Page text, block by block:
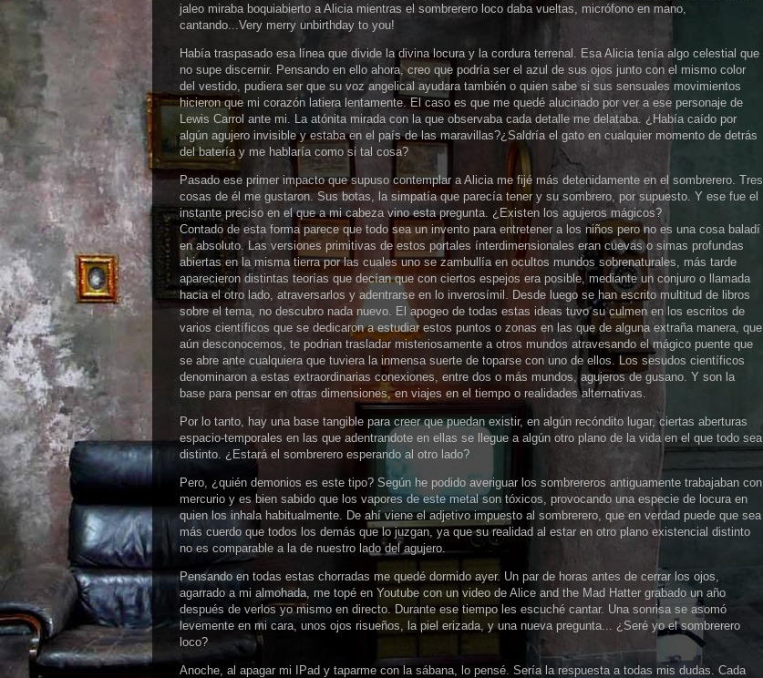
jaleo miraba boquiabierto a Alicia mientras el sombrerero loco daba vueltas, micrófono en mano,
cantando...Very merry unbirthday to you!
Había traspasado esa línea que divide la divina locura y la cordura terrenal. Esa Alicia tenía algo celestial que
no supe discernir. Pensando en ello ahora, creo que podría ser el azul de sus ojos junto con el mismo color
del vestido, pudiera ser que su voz angelical ayudara también o quien sabe si sus sensuales movimientos
hicieron que mi corazón latiera lentamente. El caso es que me quedé alucinado por ver a ese personaje de
Lewis Carrol ante mi. La atónita mirada con la que observaba cada detalle me delataba. ¿Había caído por
algún agujero invisible y estaba en el país de las maravillas?¿Saldría el gato en cualquier momento de detrás
del batería y me hablaría como si tal cosa?
Pasado ese primer impacto que supuso contemplar a Alicia me fijé más detenidamente en el sombrerero. Tres
cosas de él me gustaron. Sus botas, la simpatía que parecía tener y su sombrero, por supuesto. Y ese fue el
instante preciso en el que a mi cabeza vino esta pregunta. ¿Existen los agujeros mágicos?
Contado de esta forma parece que todo sea un invento para entretener a los niños pero no es una cosa baladí
en absoluto. Las versiones primitivas de estos portales ínterdimensionales eran cuevas o simas profundas
abiertas en la misma tierra por las cuales uno se zambullía en ocultos mundos sobrenaturales, más tarde
aparecieron distintas teorías que decían que con ciertos espejos era posible, mediante un conjuro o llamada
hacia el otro lado, atraversarlos y adentrarse en lo inverosímil. Desde luego se han escrito multitud de libros
sobre el tema, no descubro nada nuevo. El apogeo de todas estas ideas tuvo su culmen en los escritos de
varios científicos que se dedicaron a estudiar estos puntos o zonas en las que de alguna extraña manera, que
aún desconocemos, te podrian trasladar misteriosamente a otros mundos atravesando el mágico puente que
se abre ante cualquiera que tuviera la inmensa suerte de toparse con uno de ellos. Los sesudos científicos
denominaron a estas extraordinarias conexiones, entre dos o más mundos, agujeros de gusano. Y son la
base para pensar en otras dimensiones, en viajes en el tiempo o realidades alternativas.
Por lo tanto, hay una base tangible para creer que puedan existir, en algún recóndito lugar, ciertas aberturas
espacio-temporales en las que adentrandote en ellas se llegue a algún otro plano de la vida en el que todo sea
distinto. ¿Estará el sombrerero esperando al otro lado?
Pero, ¿quién demonios es este tipo? Según he podido averiguar los sombrereros antiguamente trabajaban con
mercurio y es bien sabido que los vapores de este metal son tóxicos, provocando una especie de locura en
quien los inhala habitualmente. De ahí viene el adjetivo impuesto al sombrerero, que en verdad puede que sea
más cuerdo que todos los demás que lo juzgan, ya que su realidad al estar en otro plano existencial distinto
no es comparable a la de nuestro lado del agujero.
Pensando en todas estas chorradas me quedé dormido ayer. Un par de horas antes de cerrar los ojos,
agarrado a mi almohada, me topé en Youtube con un video de Alice and the Mad Hatter grabado un año
después de verlos yo mismo en directo. Durante ese tiempo les escuché cantar. Una sonrisa se asomó
levemente en mi cara, unos ojos risueños, la piel erizada, y una nueva pregunta... ¿Seré yo el sombrerero
loco?
Anoche, al apagar mi IPad y taparme con la sábana, lo pensé. Sería la respuesta a todas mis dudas. Cada